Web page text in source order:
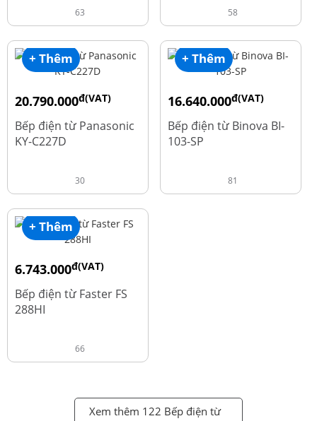
63 58
+ Thêm
20.790.000đ(VAT)
25.990.000
Bếp điện từ Panasonic
KY-C227D
30
+ Thêm
16.640.000đ(VAT)
20.800.000
Bếp điện từ Binova BI-
103-SP
81
+ Thêm
6.743.000đ(VAT)
8.990.000
Bếp điện từ Faster FS
288HI
66
Xem thêm 122 Bếp điện từ